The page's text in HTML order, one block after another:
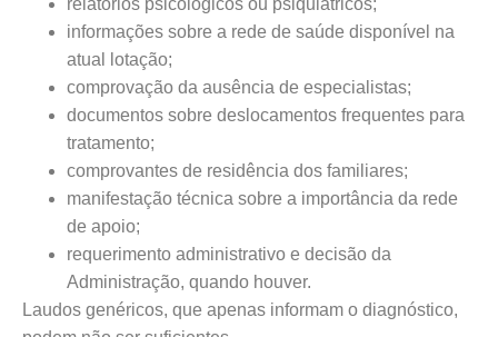
relatórios psicológicos ou psiquiátricos;
informações sobre a rede de saúde disponível na
atual lotação;
comprovação da ausência de especialistas;
documentos sobre deslocamentos frequentes para
tratamento;
comprovantes de residência dos familiares;
manifestação técnica sobre a importância da rede
de apoio;
requerimento administrativo e decisão da
Administração, quando houver.
Laudos genéricos, que apenas informam o diagnóstico,